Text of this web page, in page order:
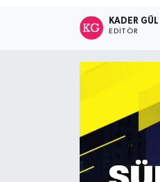
KADER GÜL
EDITÖR